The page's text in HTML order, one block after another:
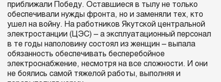
приближали Победу. Оставшиеся в тылу не только
обеспечивали нужды фронта, но и заменяли тех, кто
ушел на войну. На работников Якутской центральной
электростанции (ЦЭС) – а эксплуатационный персонал
в те годы наполовину состоял из женщин – выпала
обязанность обеспечивать бесперебойное
электроснабжение, несмотря на все сложности. И они
не боялись самой тяжелой работы, выполняя и